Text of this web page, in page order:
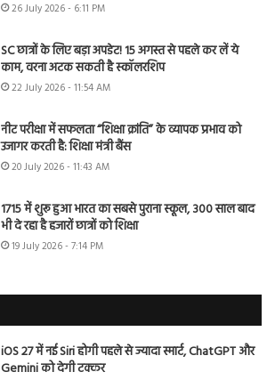
26 July 2026 - 6:11 PM
SC छात्रों के लिए बड़ा अपडेट! 15 अगस्त से पहले कर लें ये
काम, वरना अटक सकती है स्कॉलरशिप
22 July 2026 - 11:54 AM
नीट परीक्षा में सफलता “शिक्षा क्रांति” के व्यापक प्रभाव को
उजागर करती है: शिक्षा मंत्री बैंस
20 July 2026 - 11:43 AM
1715 में शुरू हुआ भारत का सबसे पुराना स्कूल, 300 साल बाद
भी दे रहा है हजारों छात्रों को शिक्षा
19 July 2026 - 7:14 PM
iOS 27 में नई Siri होगी पहले से ज्यादा स्मार्ट, ChatGPT और
Gemini को देगी टक्कर